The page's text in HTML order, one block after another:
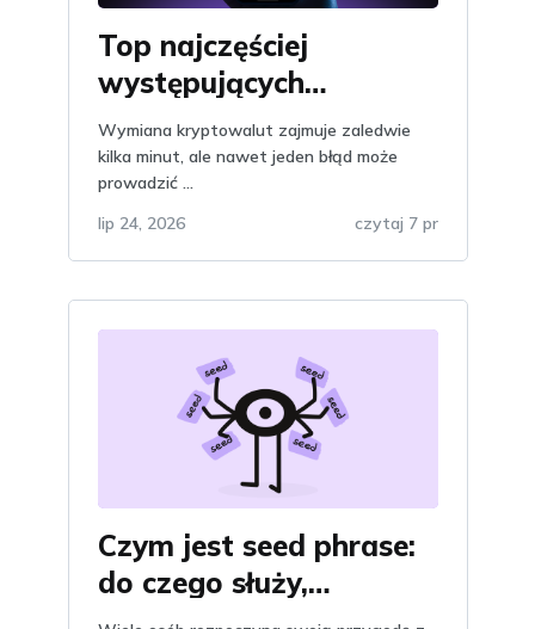
Top najczęściej
występujących
problemów przy
wymianie kryptowalut:
jak ich uniknąć
Wymiana kryptowalut zajmuje zaledwie
kilka minut, ale nawet jeden błąd może
prowadzić ...
lip 24, 2026
czytaj 7 pr
Czym jest seed phrase:
do czego służy,
wyjaśnienie i znaczenie,